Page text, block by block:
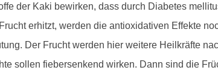
der Kaki bewirken, dass durch Diabetes
erhitzt, werden die antioxidativen Effekte
Der Frucht werden hier weitere Heilkräfte
sollen fiebersenkend wirken. Dann sind die